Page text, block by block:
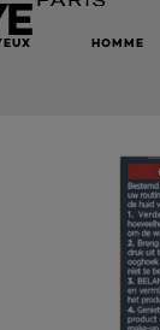
HOMME